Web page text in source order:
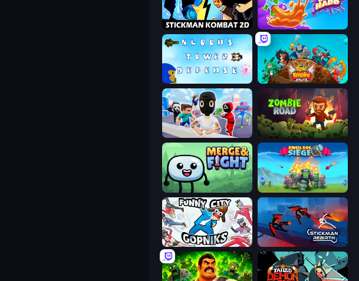
Stickman Kombat 2D Dye Hard
Epic Empire: Tower Defense
Zombie Road
Merge & Fight Endless Siege
Funny City: Gopniks Stickman Rebirth